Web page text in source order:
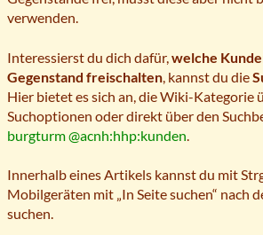
verwenden.
Interessierst du dich dafür, welche
Gegenstand freischalten , kannst du die
Hier bietet es sich an, die Wiki-Kategorie
Suchoptionen oder direkt über den
burgturm @acnh:hhp:kunden
Innerhalb eines Artikels kannst du mit
Mobilgeräten mit „In Seite suchen“ nach
suchen.